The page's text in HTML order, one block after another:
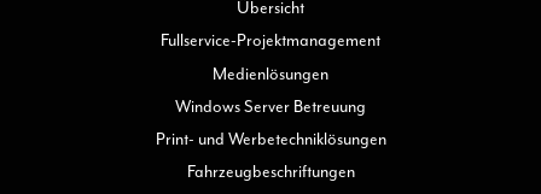
Übersicht
Fullservice-Projektmanagement
Medienlösungen
Windows Server Betreuung
Print- und Werbetechniklösungen
Fahrzeugbeschriftungen